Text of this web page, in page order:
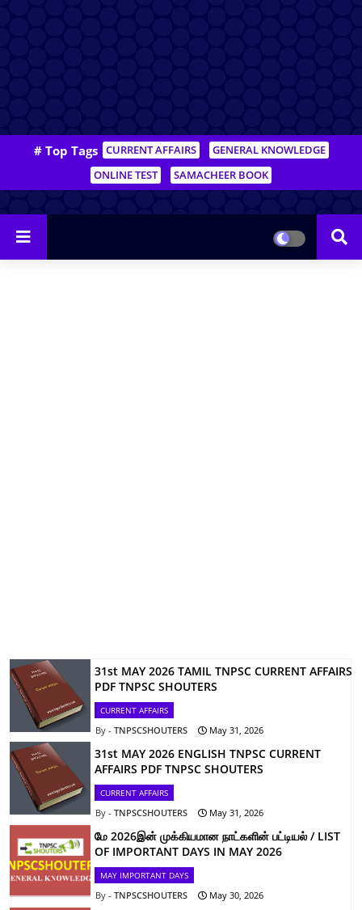
# Top Tags CURRENT AFFAIRS
GENERAL KNOWLEDGE
ONLINE TEST
SAMACHEER BOOK
31st MAY 2026 TAMIL TNPSC CURRENT AFFAIRS
PDF TNPSC SHOUTERS
CURRENT AFFAIRS
TNPSCSHOUTERS May 31, 2026
31st MAY 2026 ENGLISH TNPSC CURRENT
AFFAIRS PDF TNPSC SHOUTERS
CURRENT AFFAIRS
TNPSCSHOUTERS May 31, 2026
மே 2026இன் முக்கியமான நாட்களின் பட்டியல் / LIST
OF IMPORTANT DAYS IN MAY 2026
MAY IMPORTANT DAYS
TNPSCSHOUTERS May 30, 2026